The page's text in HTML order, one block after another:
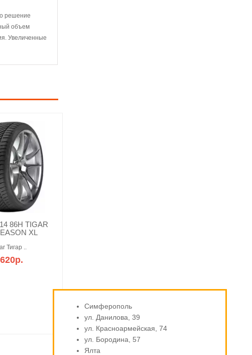
решение
объем
Увеличенные
86H TIGAR
XL
Тигар ..
Симферополь
ул. Данилова, 39
ул. Красноармейская, 74
ул. Бородина, 57
Ялта